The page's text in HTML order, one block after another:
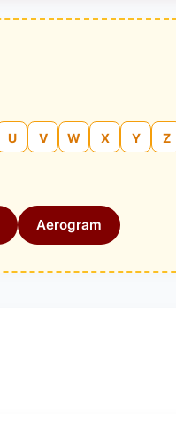
U V W X Y Z
Aerogram